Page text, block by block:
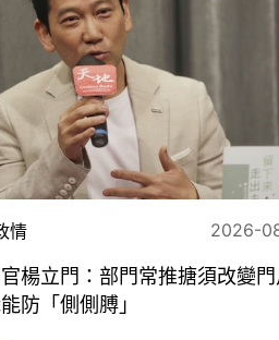
情 2026-
楊立門：部門常推搪須改變
防「側側膊」